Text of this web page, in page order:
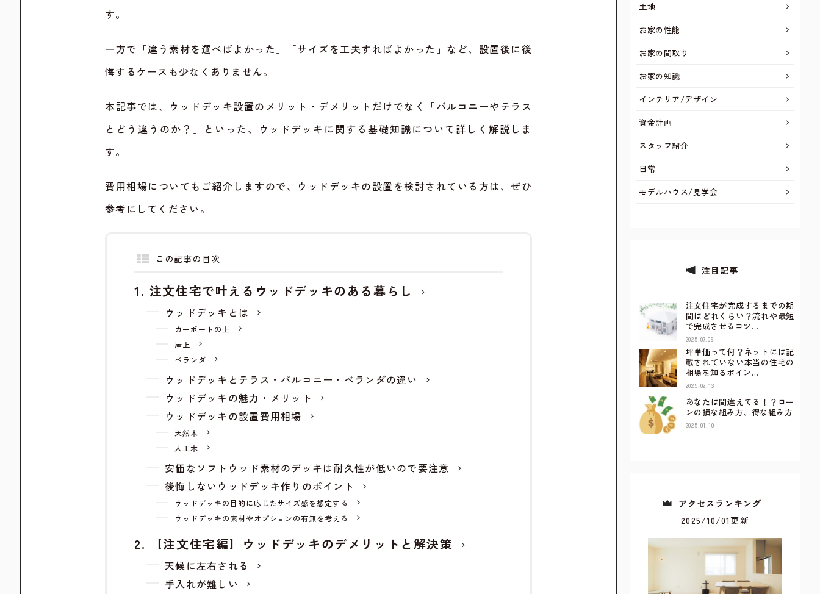
す。
一方で「違う素材を選べばよかった」「サイズを工夫すればよかった」など、設置後に後
悔するケースも少なくありません。
本記事では、ウッドデッキ設置のメリット・デメリットだけでなく「バルコニーやテラス
とどう違うのか？」といった、ウッドデッキに関する基礎知識について詳しく解説しま
す。
費用相場についてもご紹介しますので、ウッドデッキの設置を検討されている方は、ぜひ
参考にしてください。
この記事の目次
注文住宅で叶えるウッドデッキのある暮らし
ウッドデッキとは
カーポートの上
屋上
ベランダ
ウッドデッキとテラス・バルコニー・ベランダの違い
ウッドデッキの魅力・メリット
ウッドデッキの設置費用相場
天然木
人工木
安価なソフトウッド素材のデッキは耐久性が低いので要注意
後悔しないウッドデッキ作りのポイント
ウッドデッキの目的に応じたサイズ感を想定する
ウッドデッキの素材やオプションの有無を考える
【注文住宅編】ウッドデッキのデメリットと解決策
天候に左右される
手入れが難しい
土地
お家の性能
お家の間取り
お家の知識
インテリア/デザイン
資金計画
スタッフ紹介
日常
モデルハウス/見学会
注目記事
注文住宅が完成するまでの期
間はどれくらい？流れや最短
で完成させるコツ…
2025.07.09
坪単価って何？ネットには記
載されていない本当の住宅の
相場を知るポイン…
2025.02.13
あなたは間違えてる！？ロー
ンの損な組み方、得な組み方
2025.01.10
アクセスランキング
2025/10/01更新